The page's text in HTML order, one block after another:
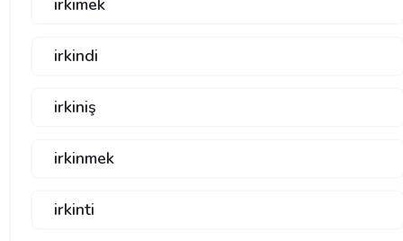
irkimek
irkindi
irkiniş
irkinmek
irkinti